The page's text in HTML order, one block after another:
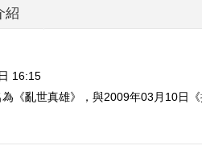
紹
16:15
《亂世真雄》，與2009年03月10日